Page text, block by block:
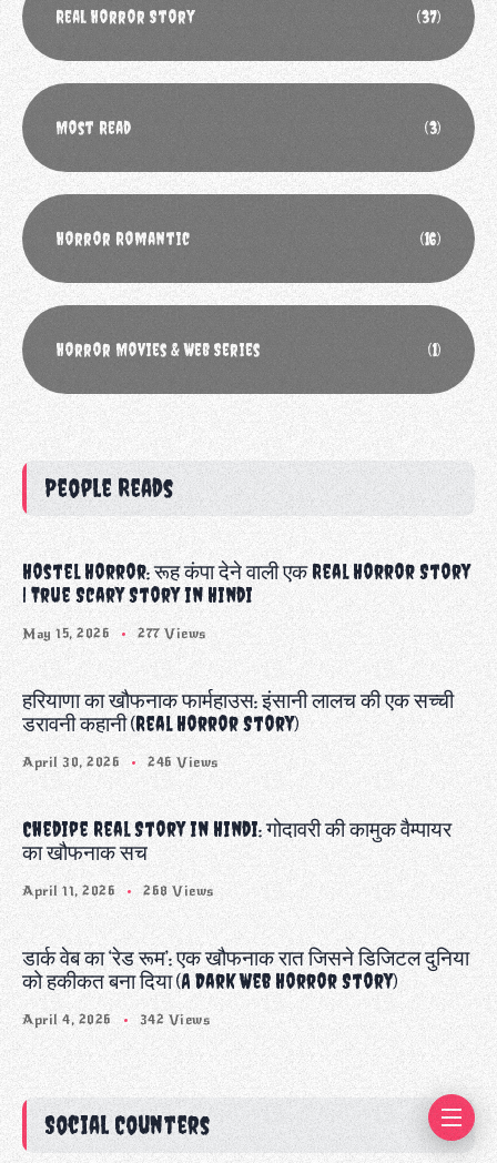
Real Horror Story (37)
Most Read (3)
Horror Romantic (16)
Horror Movies & Web Series (1)
People Reads
Hostel Horror: रूह कंपा देने वाली एक Real Horror Story
| True Scary Story in Hindi
May 15, 2026 277 Views
हरियाणा का खौफनाक फार्महाउस: इंसानी लालच की एक सच्ची
डरावनी कहानी (Real Horror Story)
April 30, 2026 246 Views
Chedipe Real Story in Hindi: गोदावरी की कामुक वैम्पायर
का खौफनाक सच
April 11, 2026 268 Views
डार्क वेब का ‘रेड रूम’: एक खौफनाक रात जिसने डिजिटल दुनिया
को हकीकत बना दिया (A Dark Web Horror Story)
April 4, 2026 342 Views
Social Counters